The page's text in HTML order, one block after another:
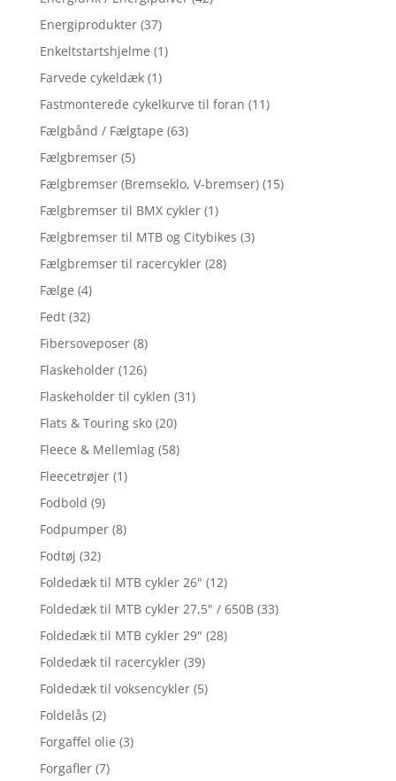
Energiprodukter (37)
Enkeltstartshjelme (1)
Farvede cykeldæk (1)
Fastmonterede cykelkurve til foran (11)
Fælgbånd / Fælgtape (63)
Fælgbremser (5)
Fælgbremser (Bremseklo, V-bremser) (15)
Fælgbremser til BMX cykler (1)
Fælgbremser til MTB og Citybikes (3)
Fælgbremser til racercykler (28)
Fælge (4)
Fedt (32)
Fibersoveposer (8)
Flaskeholder (126)
Flaskeholder til cyklen (31)
Flats & Touring sko (20)
Fleece & Mellemlag (58)
Fleecetrøjer (1)
Fodbold (9)
Fodpumper (8)
Fodtøj (32)
Foldedæk til MTB cykler 26" (12)
Foldedæk til MTB cykler 27,5" / 650B (33)
Foldedæk til MTB cykler 29" (28)
Foldedæk til racercykler (39)
Foldedæk til voksencykler (5)
Foldelås (2)
Forgaffel olie (3)
Forgafler (7)